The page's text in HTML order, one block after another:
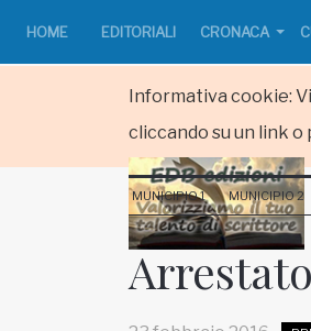
Informativa cookie:
cliccando su un link o
HOME EDITORIALI CRONACA
MUNICIPIO 1 MUNICIPIO 2